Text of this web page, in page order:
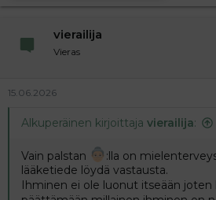
vierailija
Vieras
15.06.2026
Alkuperäinen kirjoittaja vierailija:
Vain palstan
:lla on
lääketiede löydä vastausta.
Ihminen ei ole luonut itseään joten